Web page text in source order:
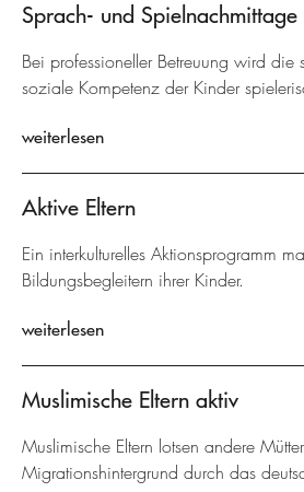
Sprach- und Spielnachmittage
Bei professioneller Betreuung wird die
soziale Kompetenz der Kinder
weiterlesen
Aktive Eltern
Ein interkulturelles Aktionsprogramm
Bildungsbegleitern ihrer Kinder.
weiterlesen
Muslimische Eltern aktiv
Muslimische Eltern lotsen andere
Migrationshintergrund durch das